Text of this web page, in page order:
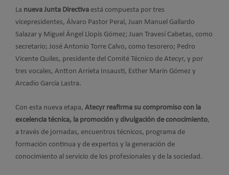
La nueva Junta Directiva está compuesta por tres
vicepresidentes, Álvaro Pastor Peral, Juan Manuel Gallardo
Salazar y Miguel Ángel Llopis Gómez; Juan Travesí Cabetas, como
secretario; José Antonio Torre Calvo, como tesorero; Pedro
Vicente Quiles, presidente del Comité Técnico de Atecyr, y por
tres vocales, Antton Arrieta Insausti, Esther Marín Gómez y
Arcadio García Lastra.
Con esta nueva etapa, Atecyr reafirma su compromiso con la
excelencia técnica, la promoción y divulgación de conocimiento,
a través de jornadas, encuentros técnicos, programa de
formación continua y de expertos y la generación de
conocimiento al servicio de los profesionales y de la sociedad.